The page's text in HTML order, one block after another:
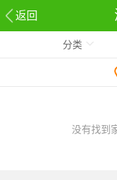
返回
分类
没有找到